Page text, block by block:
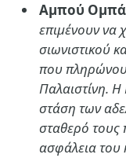
Αμπού
επιμένουν να
σιωνιστικού
που
Παλαιστίνη. Η
στάση των
σταθερό τους
ασφάλεια του